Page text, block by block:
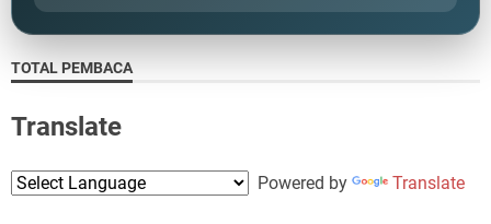
TOTAL PEMBACA
Translate
Powered by Translate